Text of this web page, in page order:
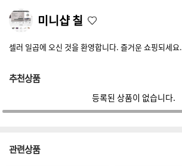
미니샵 칠
셀러 일곱에 오신 것을 환영합니다. 즐거운 쇼핑되세요.
추천상품
등록된 상품이 없습니다.
관련상품